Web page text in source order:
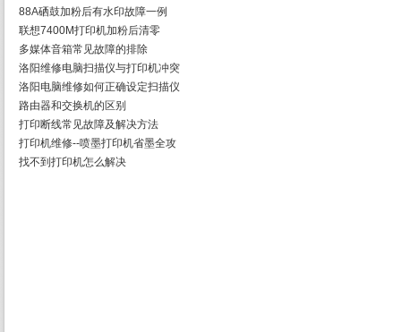
88A硒鼓加粉后有水印故障一例
联想7400M打印机加粉后清零
多媒体音箱常见故障的排除
洛阳维修电脑扫描仪与打印机冲突
洛阳电脑维修如何正确设定扫描仪
路由器和交换机的区别
打印断线常见故障及解决方法
打印机维修--喷墨打印机省墨全攻
找不到打印机怎么解决